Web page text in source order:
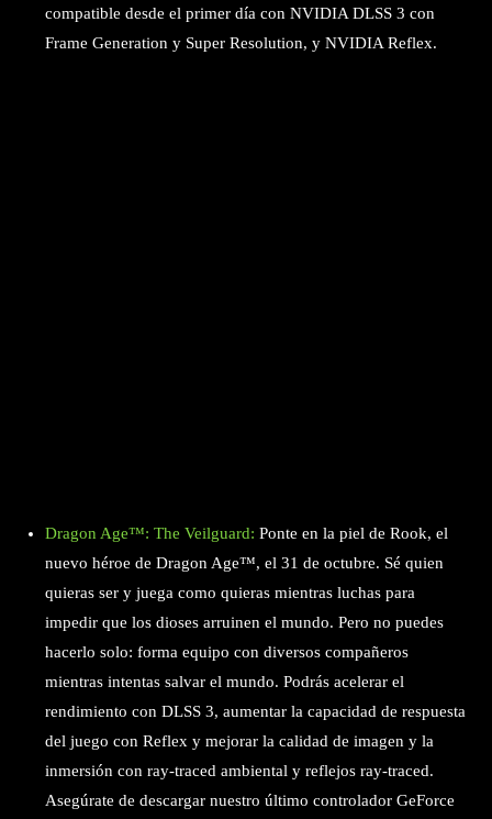
compatible desde el primer día con NVIDIA DLSS 3 con
Frame Generation y Super Resolution, y NVIDIA Reflex.
Dragon Age™: The Veilguard: Ponte en la piel de Rook, el
nuevo héroe de Dragon Age™, el 31 de octubre. Sé quien
quieras ser y juega como quieras mientras luchas para
impedir que los dioses arruinen el mundo. Pero no puedes
hacerlo solo: forma equipo con diversos compañeros
mientras intentas salvar el mundo. Podrás acelerar el
rendimiento con DLSS 3, aumentar la capacidad de respuesta
del juego con Reflex y mejorar la calidad de imagen y la
inmersión con ray-traced ambiental y reflejos ray-traced.
Asegúrate de descargar nuestro último controlador GeForce